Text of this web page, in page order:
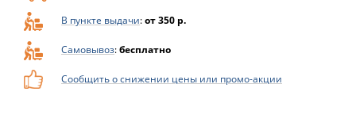
В пункте выдачи:от 350 р.
Самовывоз:бесплатно
Сообщить о снижении цены или промо-акции